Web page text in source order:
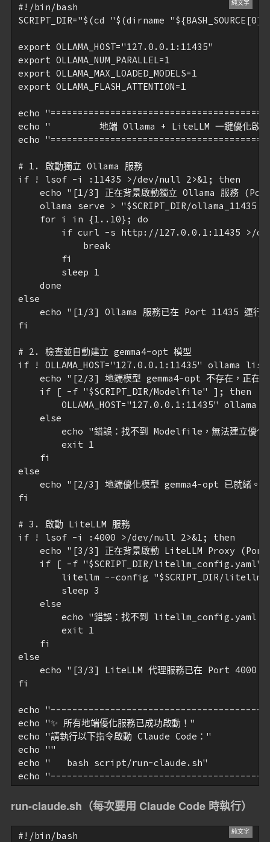
#!/bin/bash
SCRIPT_DIR="$(cd "$(dirname
export OLLAMA_HOST="127.0.0.1:11435"
export OLLAMA_NUM_PARALLEL=1
export OLLAMA_MAX_LOADED_MODELS=1
export OLLAMA_FLASH_ATTENTION=1
echo
echo "         地端 Ollama + LiteLLM 一鍵優化啟動
echo
# 1. 啟動獨立 Ollama 服務
if ! lsof -i :11435 >/dev/null 2>&1; then
echo "[1/3] 正在背景啟動獨立 Ollama 服務
ollama serve > "$SCRIPT_DIR/
    for i in {1..10}; do
if curl -s http://127.0.0.1:11435 >/
            break
        fi
        sleep 1
    done
else
echo "[1/3] Ollama 服務已在 Port 11435 運行
fi
# 2. 檢查並自動建立 gemma4-opt 模型
if ! OLLAMA_HOST="127.0.0.1:11435" ollama
echo "[2/3] 地端模型 gemma4-opt 不存在，正在
    if [ -f "$SCRIPT_DIR/Modelfile" ]; then
OLLAMA_HOST="127.0.0.1:11435" ollama
    else
echo "錯誤：找不到 Modelfile，無法建立優化
        exit 1
    fi
else
    echo "[2/3] 地端優化模型 gemma4-opt 已就緒。"
fi
# 3. 啟動 LiteLLM 服務
if ! lsof -i :4000 >/dev/null 2>&1; then
echo "[3/3] 正在背景啟動 LiteLLM Proxy
if [ -f "$SCRIPT_DIR/litellm_config.yaml"
litellm --config "$SCRIPT_DIR/
        sleep 3
    else
echo "錯誤：找不到 litellm_config.yaml，
        exit 1
    fi
else
echo "[3/3] LiteLLM 代理服務已在 Port 4000
fi
echo
echo "✨ 所有地端優化服務已成功啟動！"
echo "請執行以下指令啟動 Claude Code："
echo ""
echo "   bash script/run-claude.sh"
run-claude.sh（每次要用 Claude Code 時執行）
#!/bin/bash